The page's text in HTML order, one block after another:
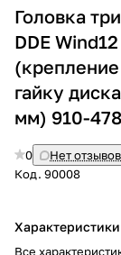
Головка
DDE Wind12
гайку
мм) 910-478
0
Нет отзывов
Код. 90008
Характеристики
Все
График
Сегодня
25